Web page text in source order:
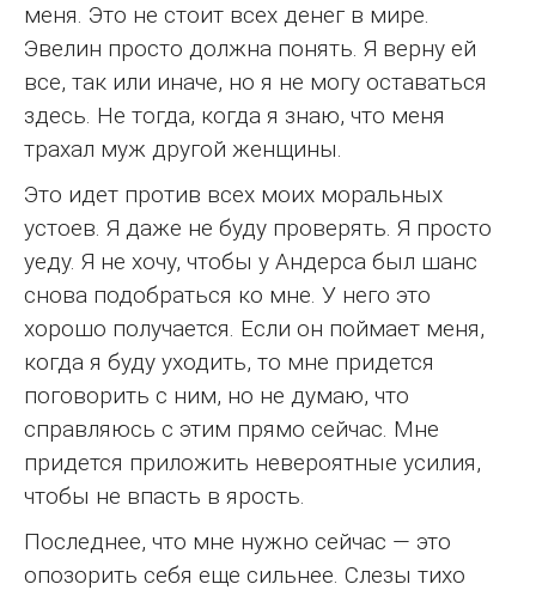
меня. Это не стоит всех денег в мире.
Эвелин просто должна понять. Я верну ей
все, так или иначе, но я не могу оставаться
здесь. Не тогда, когда я знаю, что меня
трахал муж другой женщины.
Это идет против всех моих моральных
устоев. Я даже не буду проверять. Я просто
уеду. Я не хочу, чтобы у Андерса был шанс
снова подобраться ко мне. У него это
хорошо получается. Если он поймает меня,
когда я буду уходить, то мне придется
поговорить с ним, но не думаю, что
справляюсь с этим прямо сейчас. Мне
придется приложить невероятные усилия,
чтобы не впасть в ярость.
Последнее, что мне нужно сейчас — это
опозорить себя еще сильнее. Слезы тихо